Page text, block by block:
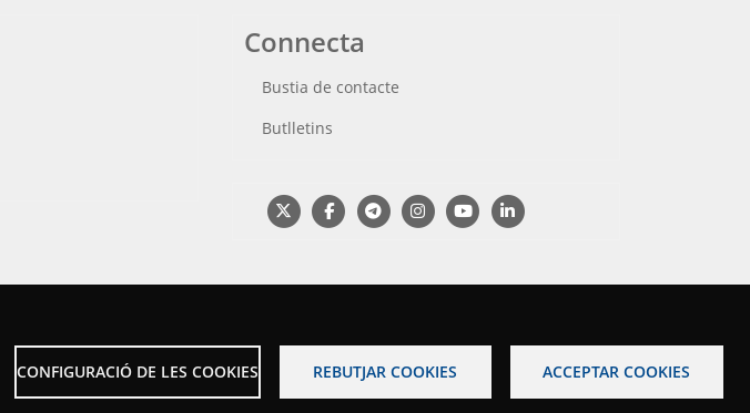
Connecta
Bustia de contacte
Butlletins
CONFIGURACIÓ DE LES COOKIES REBUTJAR COOKIES ACCEPTAR COOKIES